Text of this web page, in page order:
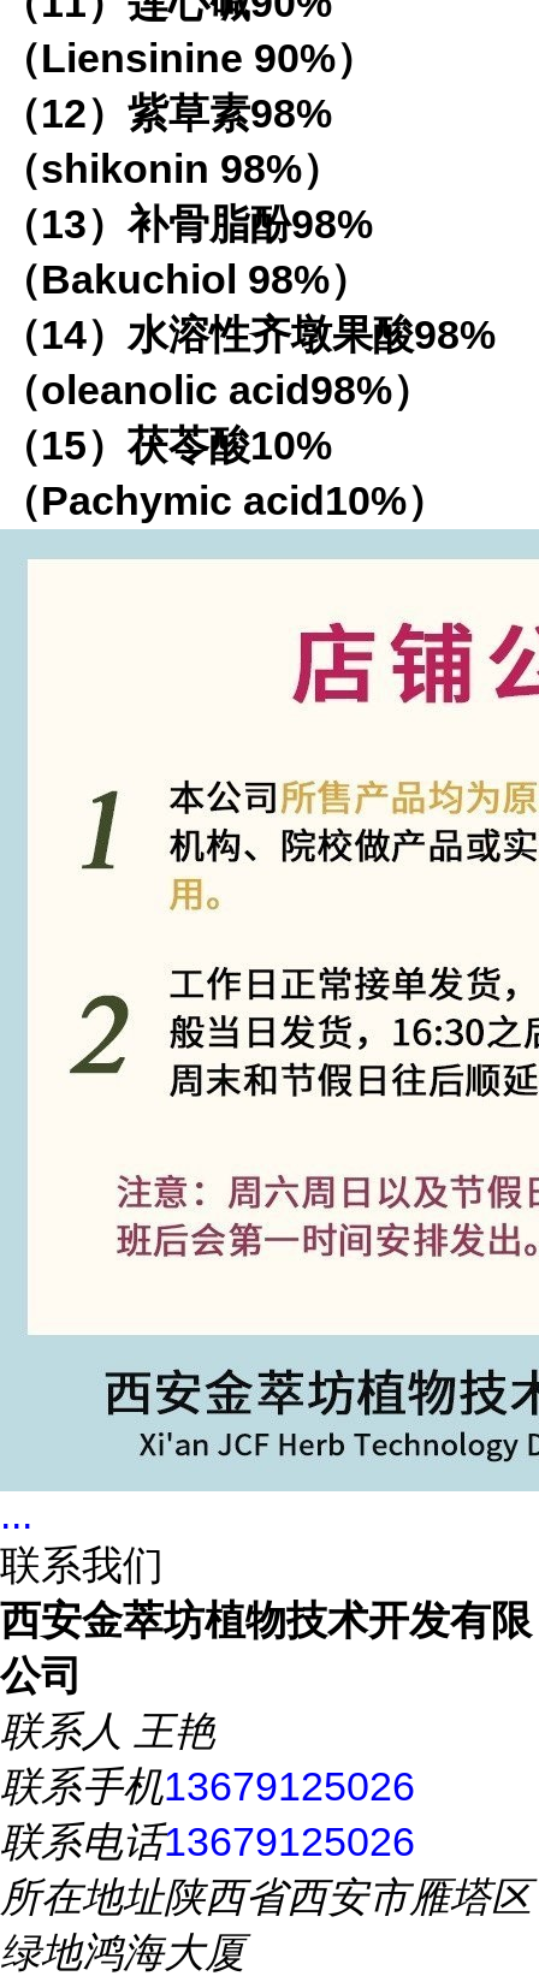
（Liensinine 90%）
（12）紫草素98%
（shikonin 98%）
（13）补骨脂酚98%
（Bakuchiol 98%）
（14）水溶性齐墩果酸98%
（oleanolic acid98%）
（15）茯苓酸10%
（Pachymic acid10%）
...
联系我们
西安金萃坊植物技术开发有限
公司
联系人 王艳
联系手机13679125026
联系电话13679125026
所在地址陕西省西安市雁塔区
绿地鸿海大厦